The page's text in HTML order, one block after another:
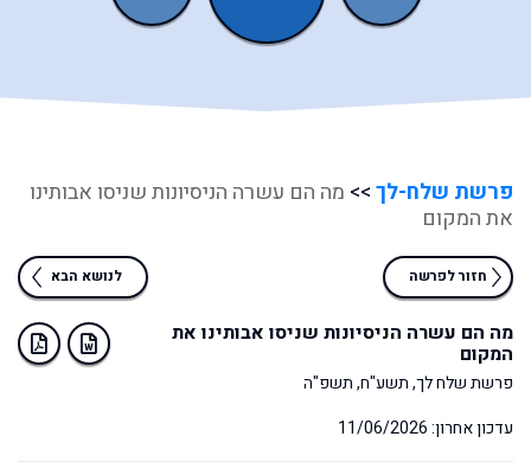
פרשת שלח-לך>> מה הם עשרה הניסיונות שניסו אבותינו
את המקום
חזור לפרשה לנושא הבא
מה הם עשרה הניסיונות שניסו אבותינו את
המקום
פרשת שלח לך, תשע"ח, תשפ"ה
עדכון אחרון: 11/06/2026